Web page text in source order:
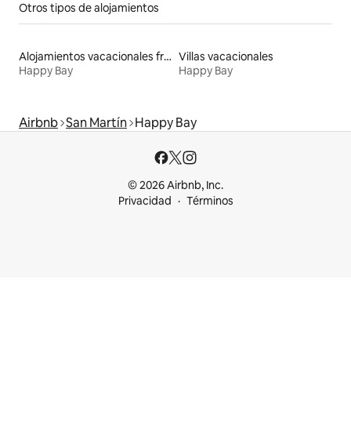
Otros tipos de alojamientos
Alojamientos vacacionales frente a la playa
Happy Bay
Villas vacacionales
Happy Bay
Airbnb San Martín Happy Bay
© 2026 Airbnb, Inc.
Privacidad
Términos